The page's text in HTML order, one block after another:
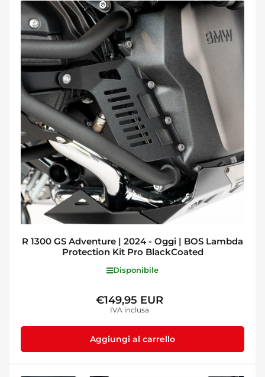
R 1300 GS Adventure | 2024 - Oggi | BOS Lambda
Protection Kit Pro BlackCoated
Disponibile
Prezzo
standard
€149,95 EUR
IVA inclusa
Aggiungi al carrello